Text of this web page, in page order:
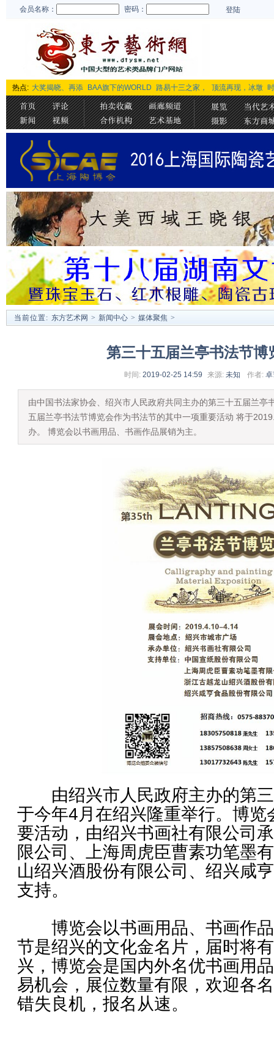
会员名称： 密码： 登陆
热点: 大奖揭晓、再添 BAA旗下的WORLD 路易十三之家， 顶流再现，冰墩
当前位置: 东方艺术网 > 新闻中心 > 媒体聚焦 >
第三十五届兰亭书法节博
时间: 2019-02-25 14:59 来源: 未知 作者:
由中国书法家协会、绍兴市人民政府共同主办的第三十五届兰亭
五届兰亭书法节博览会作为书法节的其中一项重要活动 将于
办。 博览会以书画用品、书画作品展销为主。
由绍兴市人民政府主办的第
于今年4月在绍兴隆重举行。博览
要活动，由绍兴书画社有限公司
限公司、上海周虎臣曹素功笔墨
山绍兴酒股份有限公司、绍兴咸
支持。
博览会以书画用品、书画作品
节是绍兴的文化金名片，届时将
兴，博览会是国内外名优书画用
易机会，展位数量有限，欢迎各
错失良机，报名从速。